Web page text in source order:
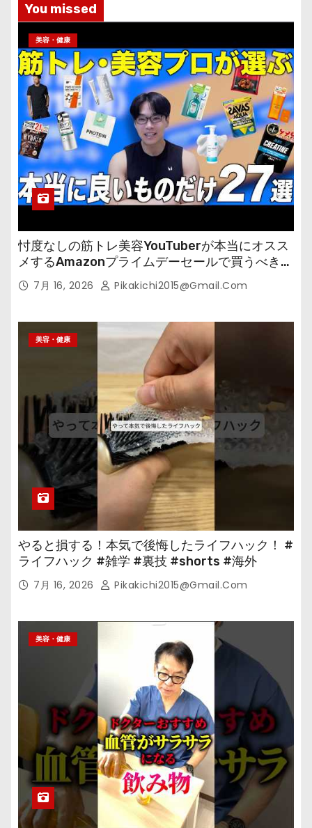
You missed
美容・健康
忖度なしの筋トレ美容YouTuberが本当にオスス
メするAmazonプライムデーセールで買うべきも
の 7月 16, 2026 Pikakichi2015@gmail.com
美容・健康
やると損する！本気で後悔したライフハック！ #
ライフハック #雑学 #裏技 #shorts #海外
7月 16, 2026 Pikakichi2015@gmail.com
美容・健康